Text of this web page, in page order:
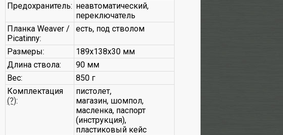
Предохранитель: неавтоматический,
переключатель
Планка Weaver /
Picatinny:
есть, под стволом
Размеры:
189х138х30 мм
Длина ствола:
90 мм
Вес:
850 г
Комплектация
(?):
пистолет,
магазин, шомпол,
масленка, паспорт
(инструкция),
пластиковый кейс